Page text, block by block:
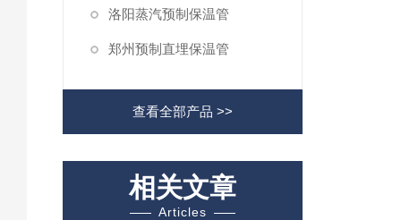
洛阳蒸汽预制保温管
郑州预制直埋保温管
查看全部产品 >>
相关文章
Articles